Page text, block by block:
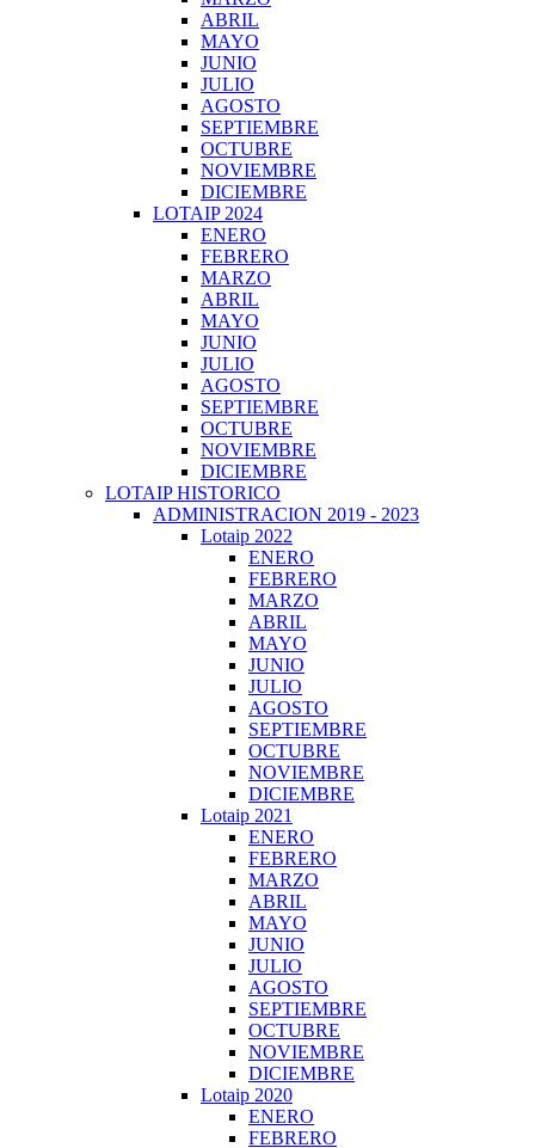
ABRIL
MAYO
JUNIO
JULIO
AGOSTO
SEPTIEMBRE
OCTUBRE
NOVIEMBRE
DICIEMBRE
LOTAIP 2024
ENERO
FEBRERO
MARZO
ABRIL
MAYO
JUNIO
JULIO
AGOSTO
SEPTIEMBRE
OCTUBRE
NOVIEMBRE
DICIEMBRE
LOTAIP HISTORICO
ADMINISTRACION 2019 - 2023
Lotaip 2022
ENERO
FEBRERO
MARZO
ABRIL
MAYO
JUNIO
JULIO
AGOSTO
SEPTIEMBRE
OCTUBRE
NOVIEMBRE
DICIEMBRE
Lotaip 2021
ENERO
FEBRERO
MARZO
ABRIL
MAYO
JUNIO
JULIO
AGOSTO
SEPTIEMBRE
OCTUBRE
NOVIEMBRE
DICIEMBRE
Lotaip 2020
ENERO
FEBRERO